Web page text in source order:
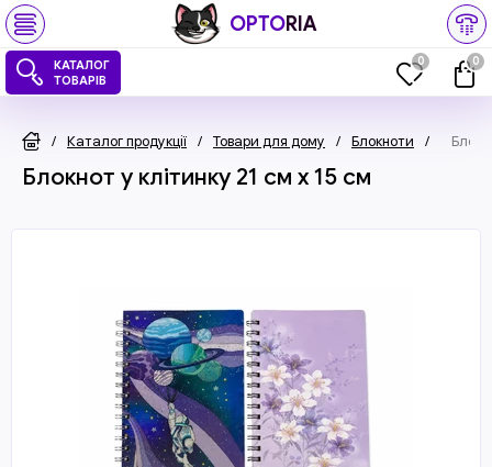
OPTORIA
КАТАЛОГ
ТОВАРІВ
0 0
/ Каталог продукції / Товари для дому / Блокноти /
Блокнот у клітинку 21 см x 15 см